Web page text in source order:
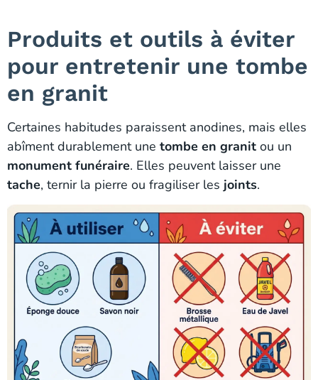
Produits et outils à éviter
pour entretenir une tombe
en granit
Certaines habitudes paraissent anodines, mais elles
abîment durablement une tombe en granit ou un
monument funéraire. Elles peuvent laisser une
tache, ternir la pierre ou fragiliser les joints.